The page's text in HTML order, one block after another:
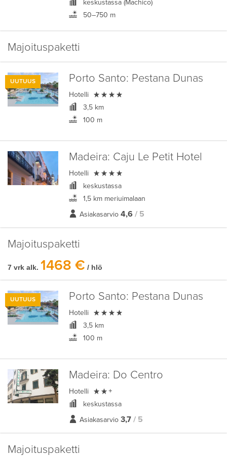
keskustassa (Machico)
50–750 m
Majoituspaketti
UUTUUS Porto Santo: Pestana Dunas
Hotelli 
3,5 km
100 m
Madeira: Caju Le Petit Hotel
Hotelli 
keskustassa
1,5 km meriuimalaan
Asiakasarvio 4,6 / 5
Majoituspaketti
7 vrk alk. 1468 € / hlö
UUTUUS Porto Santo: Pestana Dunas
Hotelli 
3,5 km
100 m
Madeira: Do Centro
Hotelli  +
keskustassa
Asiakasarvio 3,7 / 5
Majoituspaketti